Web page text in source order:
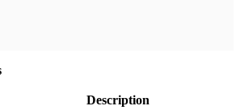
Description